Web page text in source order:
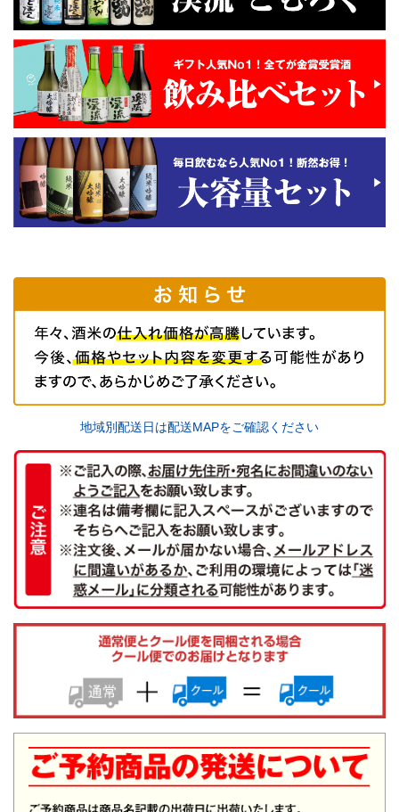
地域別配送日は配送MAPをご確認ください